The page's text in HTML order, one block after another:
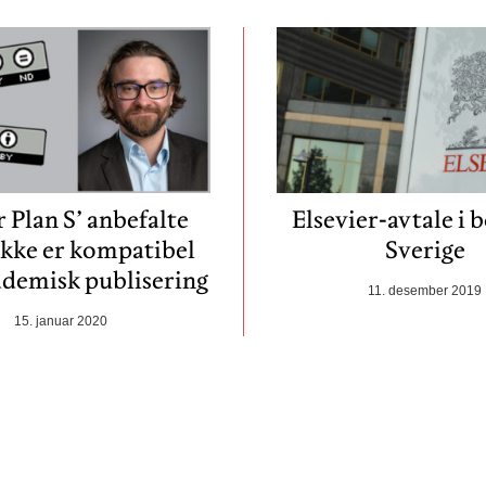
S’ anbefalte
er kompatibel
publisering
15. januar 2020
Elsevier-avtale i
Sverige
11. desember 2019